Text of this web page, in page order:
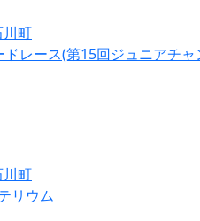
町
レース(第15回ジュニアチャ
町
リウム